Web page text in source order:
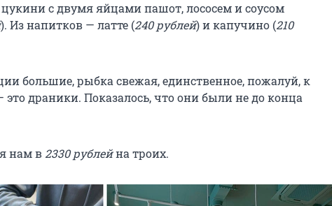
с двумя яйцами пашот, лососем и соусом
). Из напитков — латте (240 рублей) и капучино (210
большие, рыбка свежая, единственное, пожалуй, к
драники. Показалось, что они были не до конца
нам в 2330 рублейна троих.